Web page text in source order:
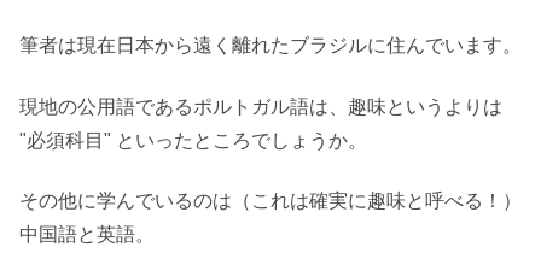
筆者は現在日本から遠く離れたブラジルに住んでいます。
現地の公用語であるポルトガル語は、趣味というよりは
"必須科目" といったところでしょうか。
その他に学んでいるのは（これは確実に趣味と呼べる！）
中国語と英語。